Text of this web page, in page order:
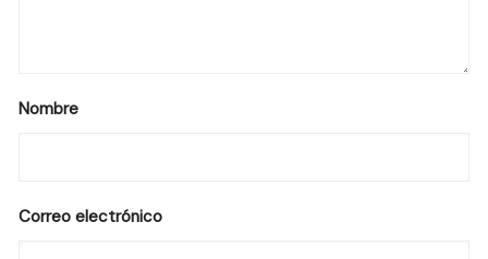
Nombre
Correo electrónico